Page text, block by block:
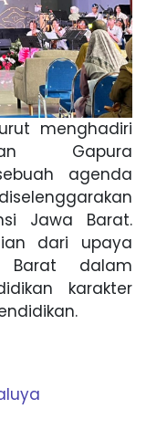
menghadiri
Gapura
agenda
Jawa Barat.
dari upaya
Barat dalam
karakter